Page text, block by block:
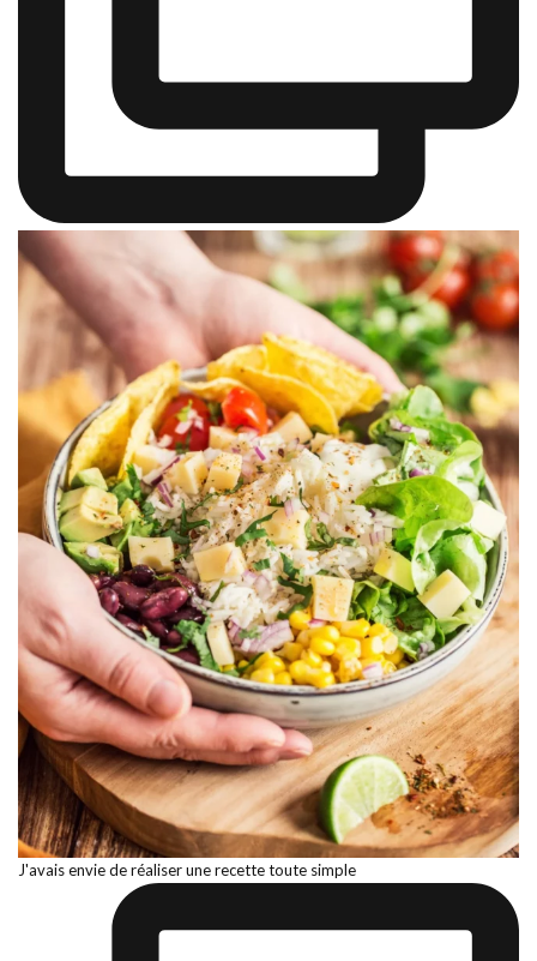
J'avais envie de réaliser une recette toute simple